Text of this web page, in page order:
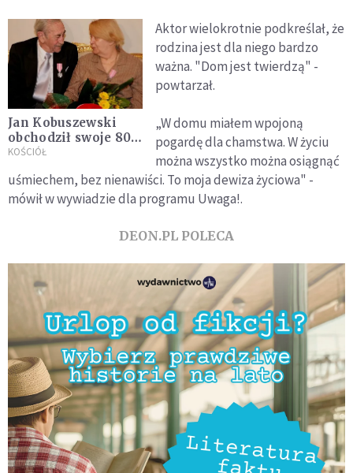
Jan Kobuszewski
obchodził swoje 80.
urodziny
KOŚCIÓŁ
Aktor wielokrotnie podkreślał, że
rodzina jest dla niego bardzo
ważna. "Dom jest twierdzą" -
powtarzał.
„W domu miałem wpojoną
pogardę dla chamstwa. W życiu
można wszystko można osiągnąć
uśmiechem, bez nienawiści. To moja dewiza życiowa" -
mówił w wywiadzie dla programu Uwaga!.
DEON.PL POLECA